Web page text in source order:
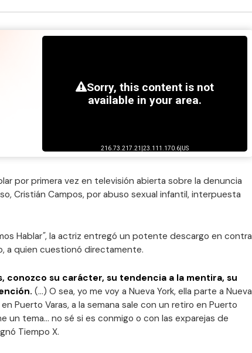
por primera vez en televisión abierta sobre la denuncia
Cristián Campos, por abuso sexual infantil, interpuesta
Hablar", la actriz entregó un potente descargo en contra
a quien cuestionó directamente.
conozco su carácter, su tendencia a la mentira, su
(…) O sea, yo me voy a Nueva York, ella parte a Nueva
Puerto Varas, a la semana sale con un retiro en Puerto
un tema… no sé si es conmigo o con las exparejas de
Tiempo X.